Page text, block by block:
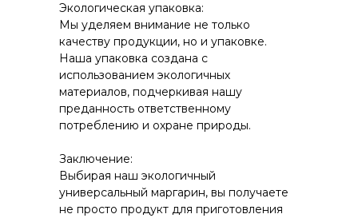
Экологическая упаковка:
Мы уделяем внимание не только
качеству продукции, но и упаковке.
Наша упаковка создана с
использованием экологичных
материалов, подчеркивая нашу
преданность ответственному
потреблению и охране природы.
Заключение:
Выбирая наш экологичный
универсальный маргарин, вы получаете
не просто продукт для приготовления